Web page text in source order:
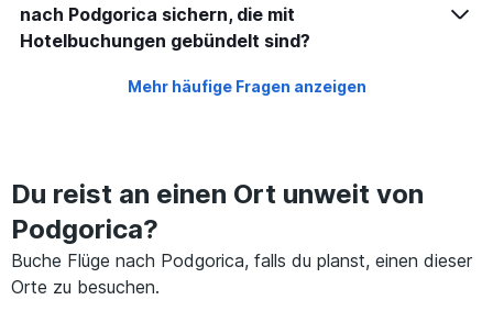
nach Podgorica sichern, die mit
Hotelbuchungen gebündelt sind?
Mehr häufige Fragen anzeigen
Du reist an einen Ort unweit von
Podgorica?
Buche Flüge nach Podgorica, falls du planst, einen dieser
Orte zu besuchen.